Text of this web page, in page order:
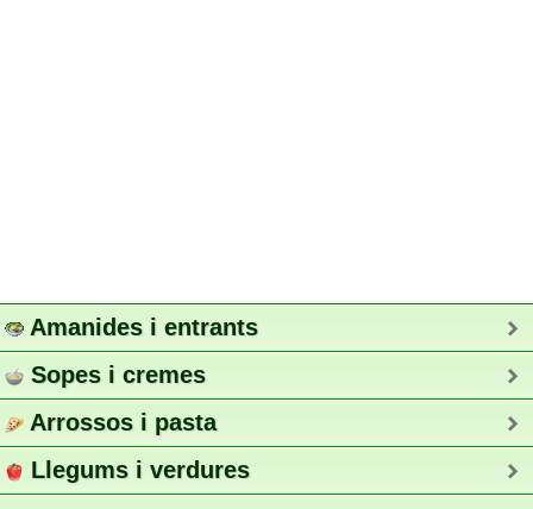
Amanides i entrants
Sopes i cremes
Arrossos i pasta
Llegums i verdures